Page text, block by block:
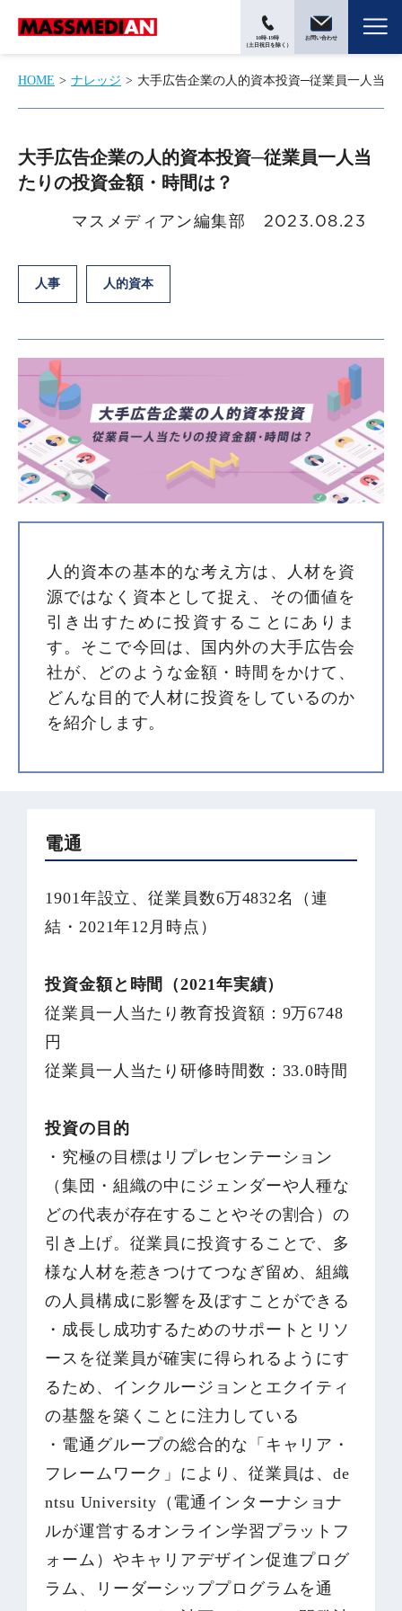
10時-19時
（土日祝日を除く）
お問い合わせ
HOME ナレッジ 大手広告企業の人的資本投資─従業員一人当
大手広告企業の人的資本投資─従業員一人当
たりの投資金額・時間は？
マスメディアン編集部 2023.08.23
人事 人的資本
人的資本の基本的な考え方は、人材を資
源ではなく資本として捉え、その価値を
引き出すために投資することにありま
す。そこで今回は、国内外の大手広告会
社が、どのような金額・時間をかけて、
どんな目的で人材に投資をしているのか
を紹介します。
電通
1901年設立、従業員数6万4832名（連
結・2021年12月時点）
投資金額と時間（2021年実績）
従業員一人当たり教育投資額：9万6748
円
従業員一人当たり研修時間数：33.0時間
投資の目的
・究極の目標はリプレセンテーション
（集団・組織の中にジェンダーや人種な
どの代表が存在することやその割合）の
引き上げ。従業員に投資することで、多
様な人材を惹きつけてつなぎ留め、組織
の人員構成に影響を及ぼすことができる
・成長し成功するためのサポートとリソ
ースを従業員が確実に得られるようにす
るため、インクルージョンとエクイティ
の基盤を築くことに注力している
・電通グループの総合的な「キャリア・
フレームワーク」により、従業員は、de
ntsu University（電通インターナショナ
ルが運営するオンライン学習プラットフ
ォーム）やキャリアデザイン促進プログ
ラム、リーダーシッププログラムを通